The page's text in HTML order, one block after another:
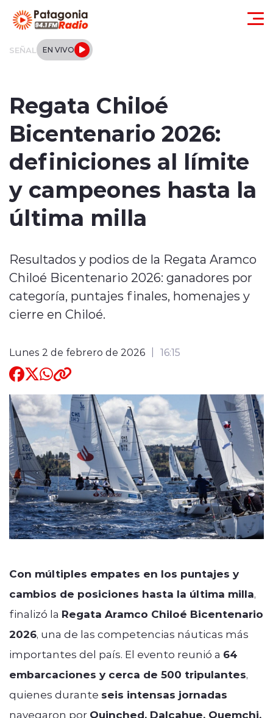
SEÑAL EN VIVO
Regionales
Local
Internacional
Entrevistas
Quienes Somos
Regata Chiloé
Bicentenario 2026:
definiciones al límite
y campeones hasta la
última milla
Resultados y podios de la Regata Aramco
Chiloé Bicentenario 2026: ganadores por
categoría, puntajes finales, homenajes y
cierre en Chiloé.
Lunes 2 de febrero de 2026 16:15
Con múltiples empates en los puntajes y
cambios de posiciones hasta la última milla,
finalizó la Regata Aramco Chiloé Bicentenario
2026, una de las competencias náuticas más
importantes del país. El evento reunió a 64
embarcaciones y cerca de 500 tripulantes,
quienes durante seis intensas jornadas
navegaron por Quinched, Dalcahue, Quemchi,